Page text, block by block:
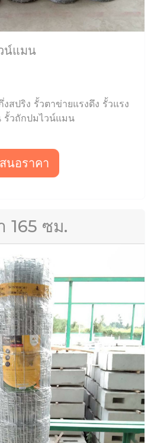
น์แมน
สปริง รั้วตาข่ายแรงดึง รั้วแรง
รั้วถักปมไวน์แมน
นอราคา
165 ซม.